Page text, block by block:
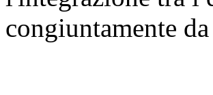
congiuntamente